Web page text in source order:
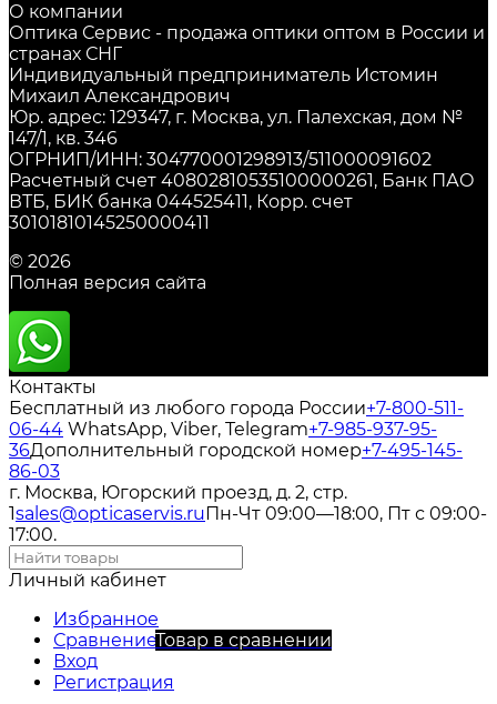
О компании
Оптика Сервис - продажа оптики оптом в России и
странах СНГ
Индивидуальный предприниматель Истомин
Михаил Александрович
Юр. адрес: 129347, г. Москва, ул. Палехская, дом №
147/1, кв. 346
ОГРНИП/ИНН: 304770001298913/511000091602
Расчетный счет 40802810535100000261, Банк ПАО
ВТБ, БИК банка 044525411, Корр. счет
30101810145250000411
© 2026
Полная версия сайта
Контакты
Бесплатный из любого города России+7-800-511-
06-44 WhatsApp, Viber, Telegram+7-985-937-95-
36Дополнительный городской номер+7-495-145-
86-03
г. Москва, Югорский проезд, д. 2, стр.
1sales@opticaservis.ruПн-Чт 09:00—18:00, Пт с 09:00-
17:00.
Личный кабинет
Избранное
СравнениеТовар в сравнении
Вход
Регистрация